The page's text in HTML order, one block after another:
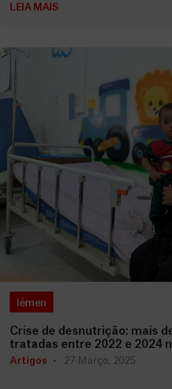
LEIA MAIS
Iémen
Crise de desnutrição: mais
tratadas entre 2022 e 2024
Artigos 27 Março, 2025